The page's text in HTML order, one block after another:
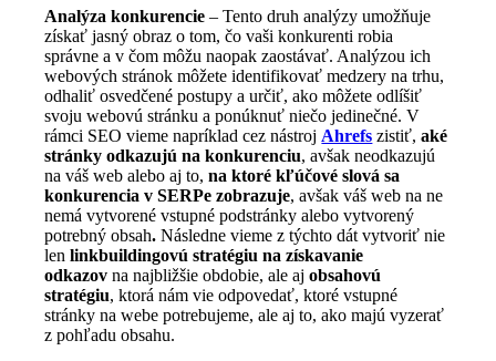
Analýza konkurencie – Tento druh analýzy umožňuje
získať jasný obraz o tom, čo vaši konkurenti robia
správne a v čom môžu naopak zaostávať. Analýzou ich
webových stránok môžete identifikovať medzery na trhu,
odhaliť osvedčené postupy a určiť, ako môžete odlíšiť
svoju webovú stránku a ponúknuť niečo jedinečné. V
rámci SEO vieme napríklad cez nástroj Ahrefs zistiť,aké
stránky odkazujú na konkurenciu, avšak neodkazujú
na váš web alebo aj to, na ktoré kľúčové slová sa
konkurencia v SERPe zobrazuje, avšak váš web na ne
nemá vytvorené vstupné podstránky alebo vytvorený
potrebný obsah. Následne vieme z týchto dát vytvoriť nie
lenlinkbuildingovú stratégiu na získavanie
odkazov na najbližšie obdobie, ale ajobsahovú
stratégiu, ktorá nám vie odpovedať, ktoré vstupné
stránky na webe potrebujeme, ale aj to, ako majú vyzerať
z pohľadu obsahu.